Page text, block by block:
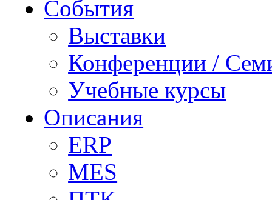
События
Выставки
Конференции /
Учебные курсы
Описания
ERP
MES